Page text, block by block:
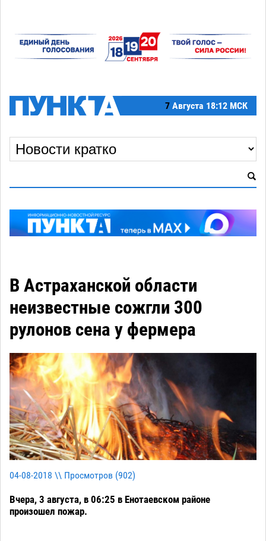
7 Августа 18:12 МСК
В Астраханской области
неизвестные сожгли 300
рулонов сена у фермера
04-08-2018 \\ Просмотров (902)
Вчера, 3 августа, в 06:25 в Енотаевском районе
произошел пожар.